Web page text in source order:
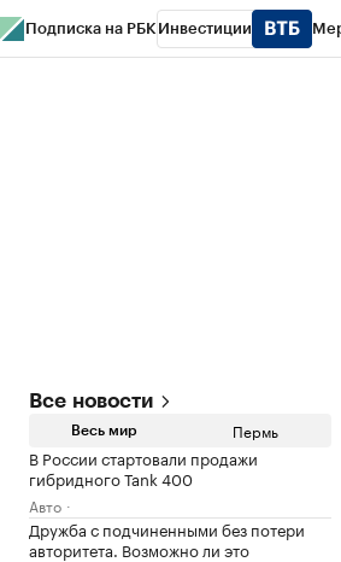
Подписка на РБК Инвестиции
Все новости
Весь мир Пермь
В России стартовали продажи
гибридного Tank 400
Авто
Дружба с подчиненными без потери
авторитета. Возможно ли это